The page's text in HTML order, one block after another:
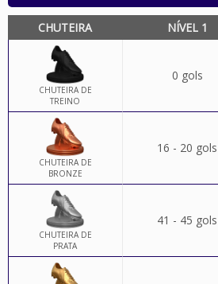
CHUTEIRA NÍVEL 1
CHUTEIRA DE
TREINO
0 gols
CHUTEIRA DE
BRONZE
16 - 20 gols
CHUTEIRA DE
PRATA
41 - 45 gols